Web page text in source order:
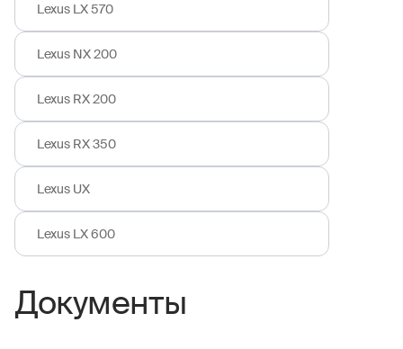
Lexus LX 570
Lexus NX 200
Lexus RX 200
Lexus RX 350
Lexus UX
Lexus LX 600
Документы